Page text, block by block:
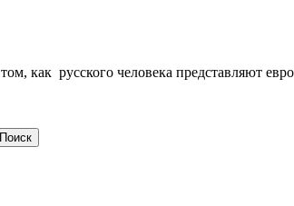
как русского человека представляют
Поиск